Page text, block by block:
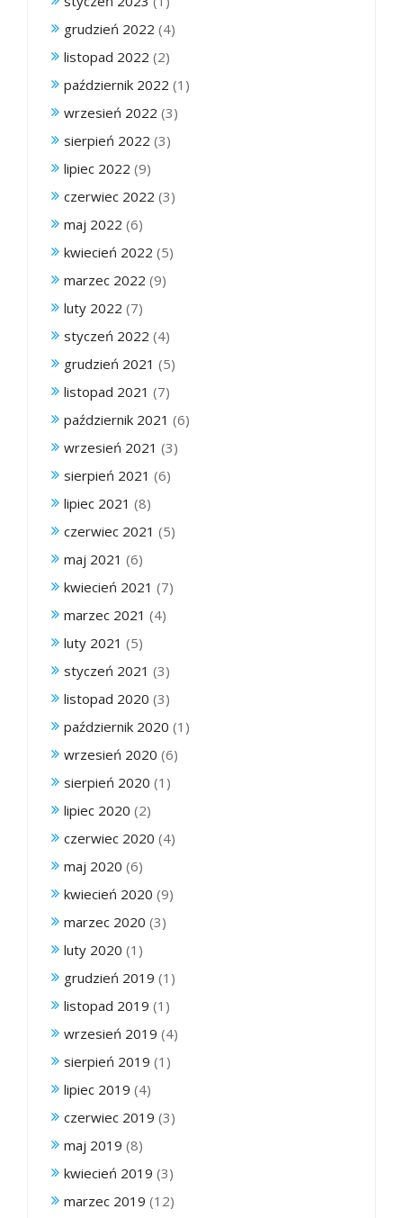
grudzień 2022 (4)
listopad 2022 (2)
październik 2022 (1)
wrzesień 2022 (3)
sierpień 2022 (3)
lipiec 2022 (9)
czerwiec 2022 (3)
maj 2022 (6)
kwiecień 2022 (5)
marzec 2022 (9)
luty 2022 (7)
styczeń 2022 (4)
grudzień 2021 (5)
listopad 2021 (7)
październik 2021 (6)
wrzesień 2021 (3)
sierpień 2021 (6)
lipiec 2021 (8)
czerwiec 2021 (5)
maj 2021 (6)
kwiecień 2021 (7)
marzec 2021 (4)
luty 2021 (5)
styczeń 2021 (3)
listopad 2020 (3)
październik 2020 (1)
wrzesień 2020 (6)
sierpień 2020 (1)
lipiec 2020 (2)
czerwiec 2020 (4)
maj 2020 (6)
kwiecień 2020 (9)
marzec 2020 (3)
luty 2020 (1)
grudzień 2019 (1)
listopad 2019 (1)
wrzesień 2019 (4)
sierpień 2019 (1)
lipiec 2019 (4)
czerwiec 2019 (3)
maj 2019 (8)
kwiecień 2019 (3)
marzec 2019 (12)